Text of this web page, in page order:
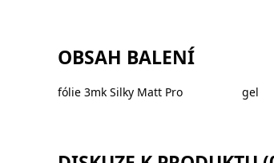
OBSAH BALENÍ
fólie 3mk Silky Matt Pro gel